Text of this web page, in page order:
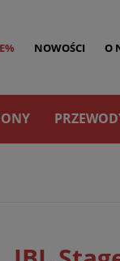
NOWOŚCI O